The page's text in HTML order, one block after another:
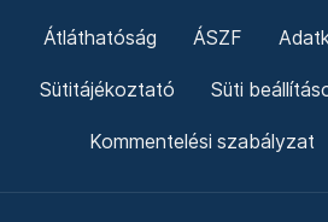
Átláthatóság ÁSZF
Sütitájékoztató Süti
Kommentelési szabályzat